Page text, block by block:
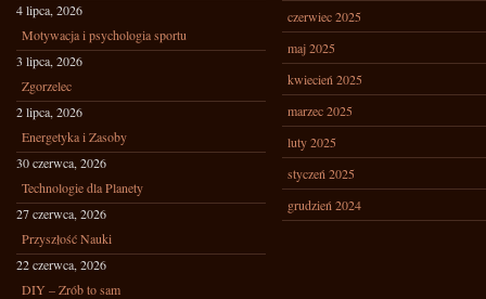
4 lipca, 2026
Motywacja i psychologia sportu
3 lipca, 2026
Zgorzelec
2 lipca, 2026
Energetyka i Zasoby
30 czerwca, 2026
Technologie dla Planety
27 czerwca, 2026
Przyszłość Nauki
22 czerwca, 2026
DIY – Zrób to sam
czerwiec 2025
maj 2025
kwiecień 2025
marzec 2025
luty 2025
styczeń 2025
grudzień 2024